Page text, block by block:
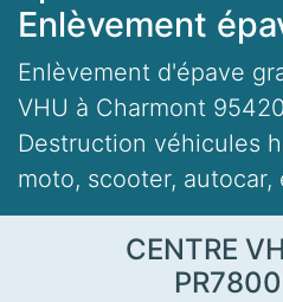
Enlèvement
Enlèvement d'épave
VHU à Charmont
Destruction véhicules
moto, scooter,
CENTRE